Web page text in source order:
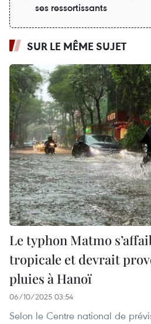
ses ressortissants
SUR LE MÊME SUJET
Le typhon Matmo
tropicale et devrait
pluies à Hanoï
06/10/2025 03:54
Selon le Centre national de